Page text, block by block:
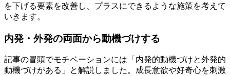
を下げる要素を改善し、プラスにできるような施策を考えて
いきます。
内発・外発の両面から動機づけする
記事の冒頭でモチベーションには「内発的動機づけと外発的
動機づけがある」と解説しました。成長意欲や好奇心を刺激